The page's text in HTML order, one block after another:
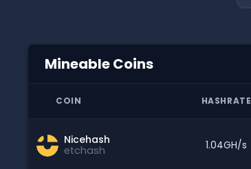
Mineable Coins
COIN HASHRATE
Nicehash
etchash
1.04GH/s